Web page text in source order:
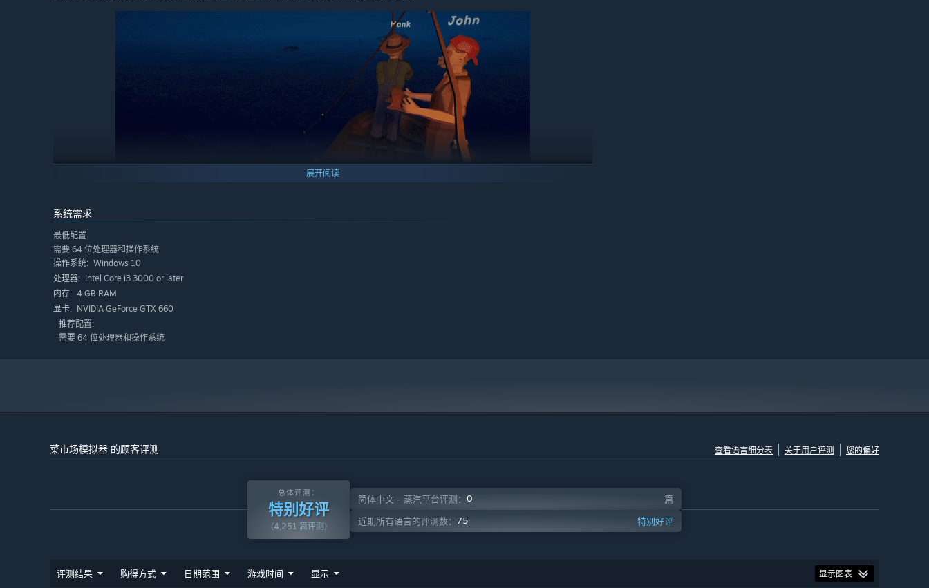
在《菜市场模拟器》中，你还可以体验到种植的乐趣！购买各种各样的种子，在肥沃的土地上播种，悉心照料它们成长。从新
鲜的蔬菜水果到香草调料，你可以种植各种各样的农作物。随着季节的更替，不同的作物将迎来丰收的季节。看着自己亲手种
植的农产品摆满货架，那种成就感是无与伦比的！
你还可以建造温室，不受季节限制地种植各种作物，让你的市场一年四季都能供应新鲜的农产品。还有地窖可是个好地方！把
那些容易变质的商品存放在地窖里，就能在不同季节调整销售策略，让你的生意一直保持火爆！
展开阅读
系统需求
最低配置:
需要 64 位处理器和操作系统
操作系统: Windows 10
处理器: Intel Core i3 3000 or later
内存: 4 GB RAM
显卡: NVIDIA GeForce GTX 660
推荐配置:
需要 64 位处理器和操作系统
菜市场模拟器 的顾客评测 查看语言细分表 关于用户评测 您的偏好
总体评测：
特别好评
(4,251 篇评测)
简体中文 - 蒸汽平台评测： 0
篇
近期所有语言的评测数： 75 特别好评
评测结果 购得方式 日期范围 游戏时间 显示 显示图表